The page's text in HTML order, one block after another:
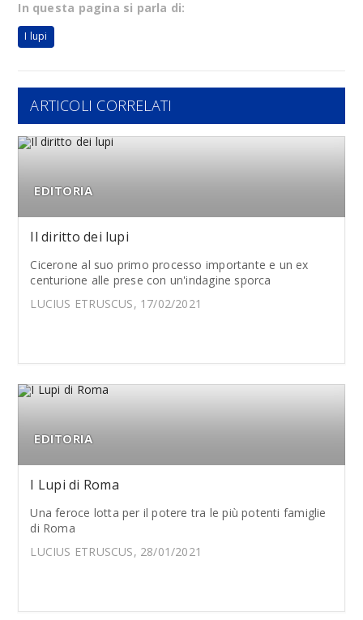
In questa pagina si parla di:
I lupi
ARTICOLI CORRELATI
EDITORIA
Il diritto dei lupi
Cicerone al suo primo processo importante e un ex
centurione alle prese con un'indagine sporca
LUCIUS ETRUSCUS, 17/02/2021
EDITORIA
I Lupi di Roma
Una feroce lotta per il potere tra le più potenti famiglie
di Roma
LUCIUS ETRUSCUS, 28/01/2021